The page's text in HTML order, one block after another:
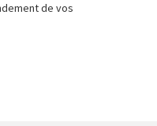
de vos